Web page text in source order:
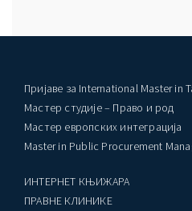
Пријаве за International Master in
Мастер студије – Право и род
Мастер европских интеграција
Master in Public Procurement
ИНТЕРНЕТ КЊИЖАРА
ПРАВНЕ КЛИНИКЕ